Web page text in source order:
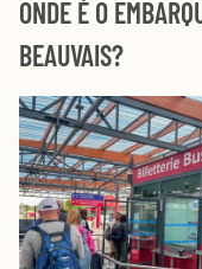
ONDE É O
BEAUVAIS?